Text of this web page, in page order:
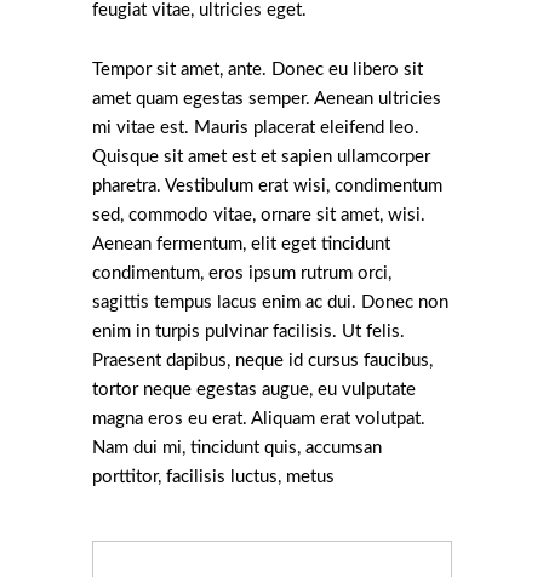
feugiat vitae, ultricies eget.
Tempor sit amet, ante. Donec eu libero sit
amet quam egestas semper. Aenean ultricies
mi vitae est. Mauris placerat eleifend leo.
Quisque sit amet est et sapien ullamcorper
pharetra. Vestibulum erat wisi, condimentum
sed, commodo vitae, ornare sit amet, wisi.
Aenean fermentum, elit eget tincidunt
condimentum, eros ipsum rutrum orci,
sagittis tempus lacus enim ac dui. Donec non
enim in turpis pulvinar facilisis. Ut felis.
Praesent dapibus, neque id cursus faucibus,
tortor neque egestas augue, eu vulputate
magna eros eu erat. Aliquam erat volutpat.
Nam dui mi, tincidunt quis, accumsan
porttitor, facilisis luctus, metus